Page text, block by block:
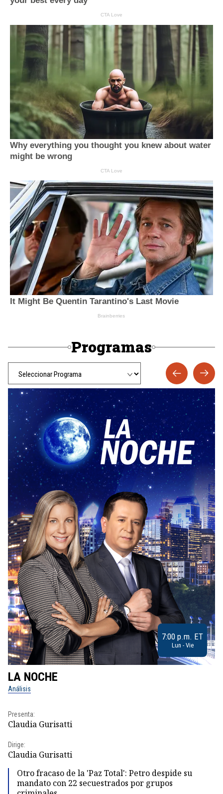
Programas
7:00 p.m. ET
Lun - Vie
LA NOCHE
Análisis
Presenta:
Claudia Gurisatti
Dirige:
Claudia Gurisatti
Otro fracaso de la 'Paz Total': Petro despide su
mandato con 22 secuestrados por grupos